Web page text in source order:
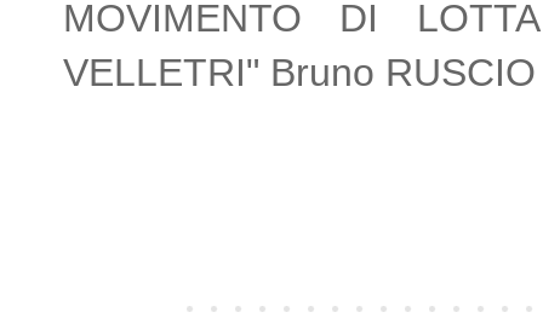
MOVIMENTO DI
VELLETRI" Bruno